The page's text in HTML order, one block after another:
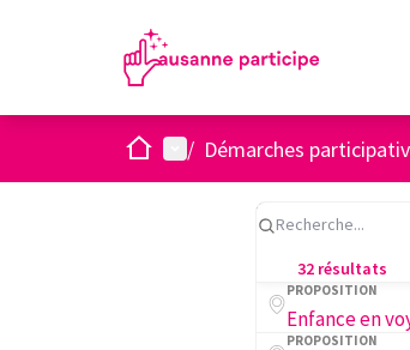
AccueilMenu principal
/ Démarches
32 résultats
PROPOSITION
Enfance en
PROPOSITION